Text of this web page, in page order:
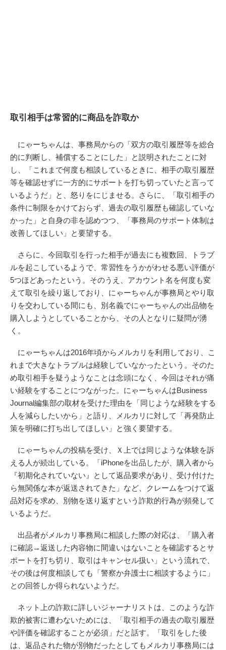
取引相手は常習的に商品を詐取か
にゃーちゃんは、事務局からの「双方の取引履歴等を総合
的に判断し、補償することにした」と説明されたことに対
し、「これまで何度も相談しているときに、相手の取引履歴
等を確認せずに一方的にサポートを打ち切っていたと言って
いるようだ」と、怒りをにじませる。さらに、「取引相手の
条件に制限をかけておらず、過去の取引履歴も確認していな
かった」と自身の非を認めつつ、「事務局のサポート体制は
改善してほしい」と要望する。
さらに、今回取引を行った相手が過去にも複数回、トラブ
ルを起こしているようで、常習性をうかがわせる悪い評価が
5つほどあったという。そのうえ、アカウント名を何度も変
えて取引を繰り返しており、にゃーちゃんが事務局とやり取
りを交わしている間にも、別名義でにゃーちゃんの出品物を
購入しようとしていることから、その人となりに疑問が湧
く。
にゃーちゃんは2016年頃からメルカリを利用しており、こ
れまで大きなトラブルは経験していなかったという。そのた
め取引相手を疑うようなことは念頭になく、今回はそれが痛
い経験をすることにつながった。にゃーちゃんはBusiness
Journal編集部の取材を受けた理由を「同じような経験をする
人を減らしたいから」と語り、メルカリに対して「再発防止
策を明確に打ち出してほしい」と強く要望する。
にゃーちゃんの投稿を受け、Ｘ上では同じような体験を訴
える人が続出している。「iPhoneを出品したが、購入者から
『初期化されていない』として返品要求があり、受け付けた
ら無関係な本が返送されてきた」など、クレームをつけて返
品対応を求め、別物を送り返すという詐欺的行為が頻発して
いるようだ。
出品者がメルカリ事務局に相談した際の対応は、「購入者
に確認→返送した内容物に間違いはないことを確認するとサ
ポートを打ち切り、取引はキャンセル扱い」という流れで、
その後は何度相談しても「警察か弁護士に相談するように」
との回答しか得られないようだ。
ネット上の詐欺に詳しいジャーナリストは、このような詐
欺的被害に遭わないためには、「取引相手の過去の取引履歴
や評価を確認することが必須」だと話す。「取引をした後
は、返品された物が別物だったとしてもメルカリ事務局には